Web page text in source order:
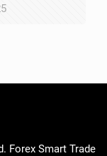
Forex Smart Trade